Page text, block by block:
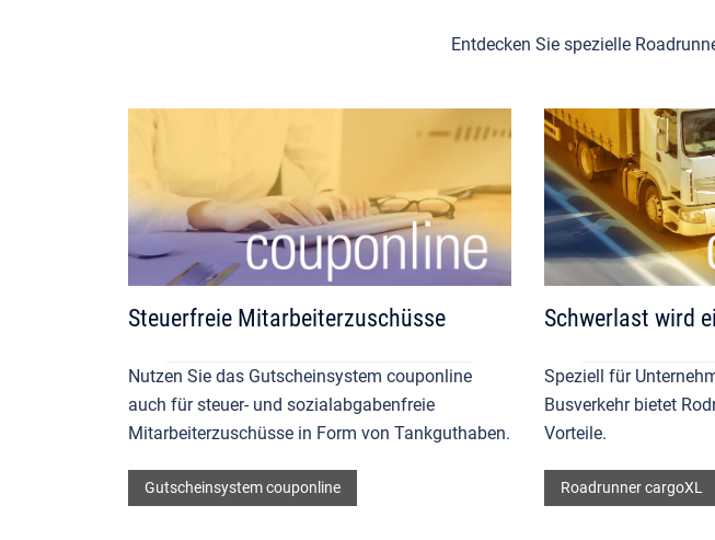
Entdecken Sie spezielle
Steuerfreie Mitarbeiterzuschüsse
Nutzen Sie das Gutscheinsystem couponline
auch für steuer- und sozialabgabenfreie
Mitarbeiterzuschüsse in Form von Tankguthaben.
Gutscheinsystem couponline
Schwerlast wird
Speziell für
Busverkehr bietet
Vorteile.
Roadrunner cargoXL